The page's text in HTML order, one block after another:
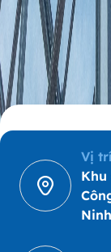
Vị trí
Khu
Ninh